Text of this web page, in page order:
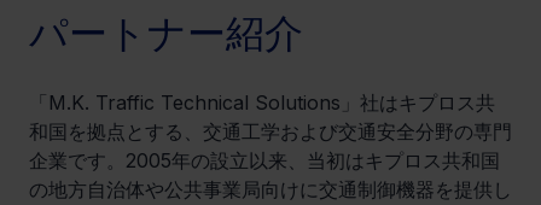
パートナー紹介
「M.K. Traffic Technical Solutions」社はキプロス共
和国を拠点とする、交通工学および交通安全分野の専門
企業です。2005年の設立以来、当初はキプロス共和国
の地方自治体や公共事業局向けに交通制御機器を提供し